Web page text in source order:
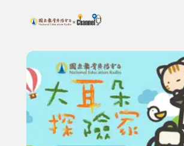
上方功能區塊
搜尋關鍵字：可輸入節目名稱、主持人